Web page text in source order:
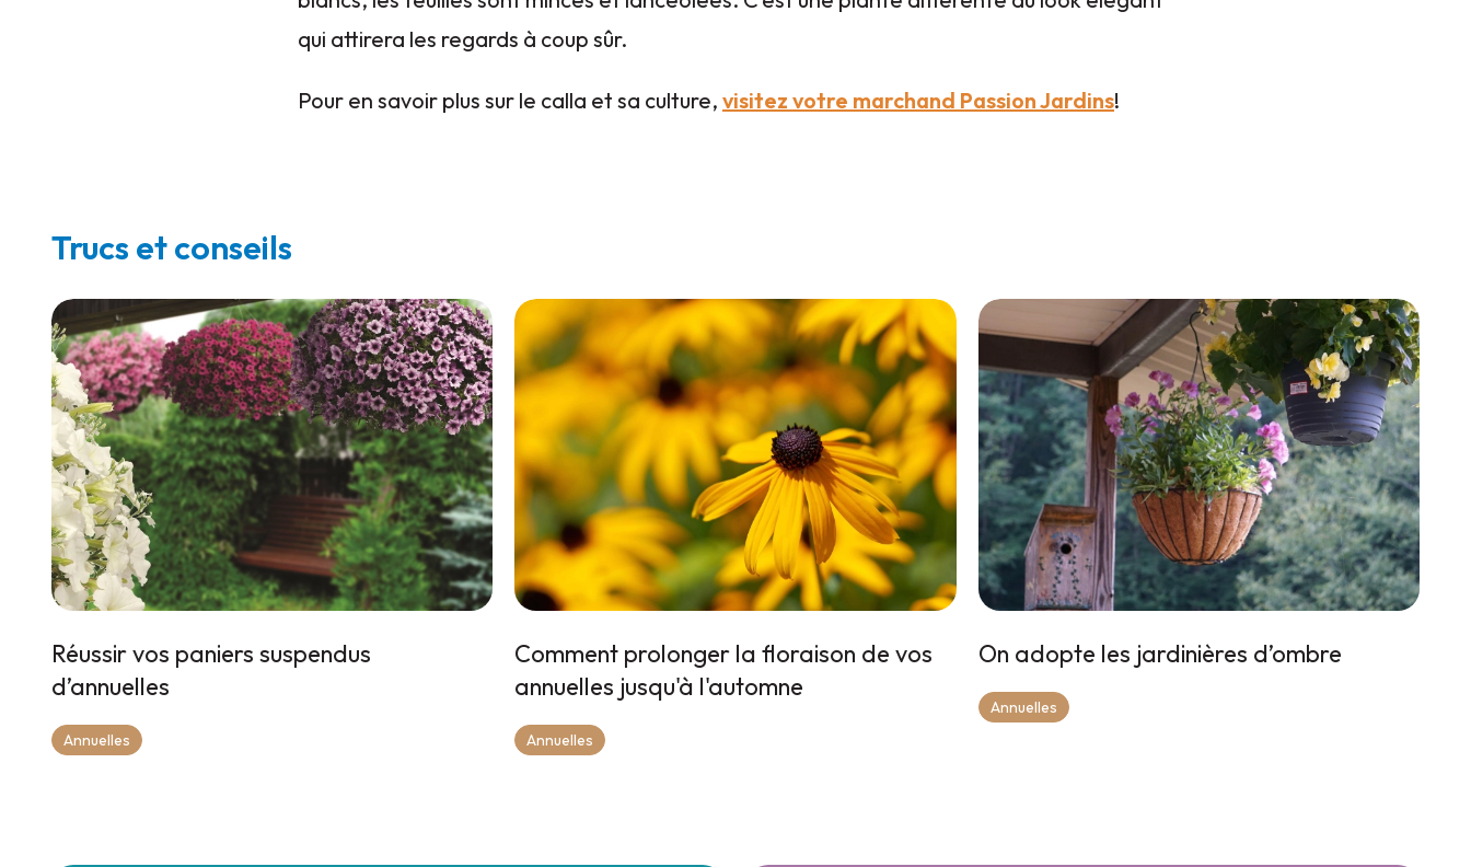
qui attirera les regards à coup sûr.
Pour en savoir plus sur le calla et sa culture, visitez votre marchand Passion Jardins!
Trucs et conseils
Réussir vos paniers suspendus
d’annuelles
Annuelles
Comment prolonger la floraison de vos
annuelles jusqu'à l'automne
Annuelles
On adopte les jardinières d’ombre
Annuelles